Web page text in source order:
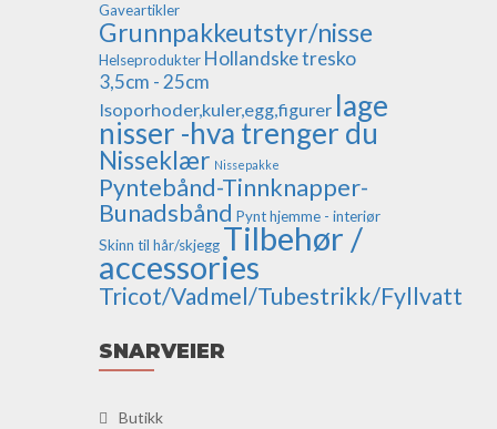
Gaveartikler
Grunnpakkeutstyr/nisse
Helseprodukter Hollandske tresko
3,5cm - 25cm
Isoporhoder,kuler,egg,figurer lage
nisser -hva trenger du
Nisseklær Nissepakke
Pyntebånd-Tinnknapper-
Bunadsbånd Pynt hjemme - interiør
Skinn til hår/skjegg Tilbehør /
accessories
Tricot/Vadmel/Tubestrikk/Fyllvatt
SNARVEIER
Butikk